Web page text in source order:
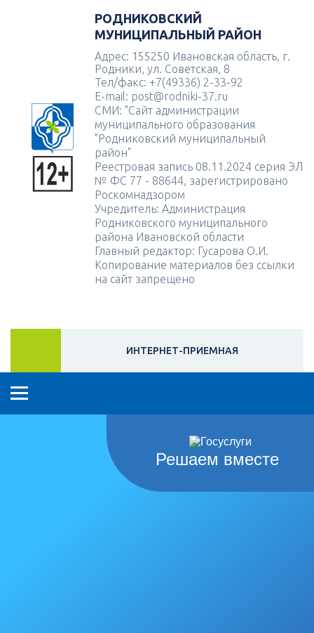
РОДНИКОВСКИЙ
МУНИЦИПАЛЬНЫЙ РАЙОН
Адрес: 155250 Ивановская область, г.
Родники, ул. Советская, 8
Тел/факс: +7(49336) 2-33-92
E-mail: post@rodniki-37.ru
СМИ: "Сайт администрации
муниципального образования
"Родниковский муниципальный
район"
Реестровая запись 08.11.2024 серия ЭЛ
№ ФС 77 - 88644, зарегистрировано
Роскомнадзором
Учредитель: Администрация
Родниковского муниципального
района Ивановской области
Главный редактор: Гусарова О.И.
Копирование материалов без ссылки
на сайт запрещено
ИНТЕРНЕТ-ПРИЕМНАЯ
Решаем вместе